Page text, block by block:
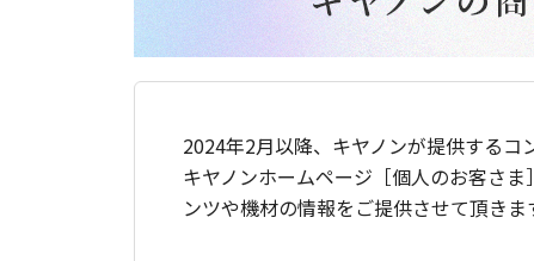
2024年2月以降、キヤノンが提供するコ
キヤノンホームページ［個人のお客さ
ンツや機材の情報をご提供させて頂きま